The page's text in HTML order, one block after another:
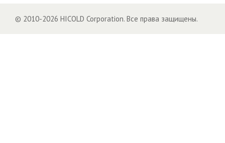
© 2010-2026 HICOLD Corporation. Все права защищены.